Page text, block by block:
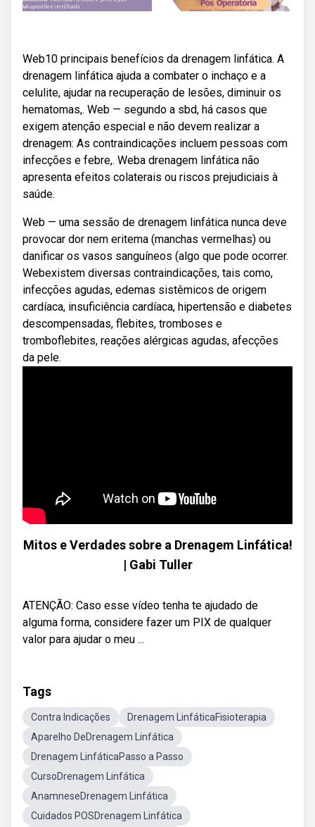
Web10 principais benefícios da drenagem linfática. A
drenagem linfática ajuda a combater o inchaço e a
celulite, ajudar na recuperação de lesões, diminuir os
hematomas,. Web — segundo a sbd, há casos que
exigem atenção especial e não devem realizar a
drenagem: As contraindicações incluem pessoas com
infecções e febre,. Weba drenagem linfática não
apresenta efeitos colaterais ou riscos prejudiciais à
saúde.
Web — uma sessão de drenagem linfática nunca deve
provocar dor nem eritema (manchas vermelhas) ou
danificar os vasos sanguíneos (algo que pode ocorrer.
Webexistem diversas contraindicações, tais como,
infecções agudas, edemas sistêmicos de origem
cardíaca, insuficiência cardíaca, hipertensão e diabetes
descompensadas, flebites, tromboses e
tromboflebites, reações alérgicas agudas, afecções
da pele.
Mitos e Verdades sobre a Drenagem Linfática!
| Gabi Tuller
ATENÇÃO: Caso esse vídeo tenha te ajudado de
alguma forma, considere fazer um PIX de qualquer
valor para ajudar o meu ...
Tags
Contra Indicações
Drenagem LinfáticaFisioterapia
Aparelho DeDrenagem Linfática
Drenagem LinfáticaPasso a Passo
CursoDrenagem Linfática
AnamneseDrenagem Linfática
Cuidados POSDrenagem Linfática